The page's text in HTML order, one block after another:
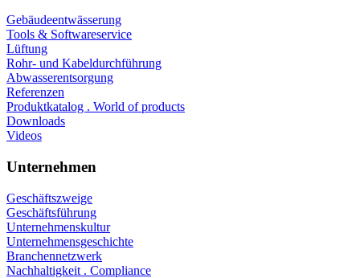
Gebäudeentwässerung
Tools & Softwareservice
Lüftung
Rohr- und Kabeldurchführung
Abwasserentsorgung
Referenzen
Produktkatalog . World of products
Downloads
Videos
Unternehmen
Geschäftszweige
Geschäftsführung
Unternehmenskultur
Unternehmensgeschichte
Branchennetzwerk
Nachhaltigkeit . Compliance